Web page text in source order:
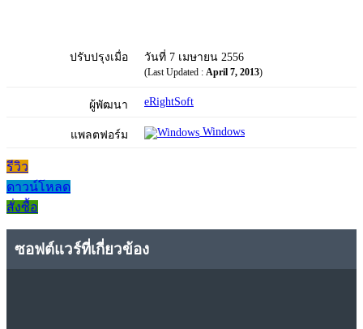
ปรับปรุงเมื่อ วันที่ 7 เมษายน 2556
(Last Updated : April 7, 2013)
ผู้พัฒนา eRightSoft
แพลตฟอร์ม Windows
รีวิว
ดาวน์โหลด
สั่งซื้อ
ซอฟต์แวร์ที่เกี่ยวข้อง